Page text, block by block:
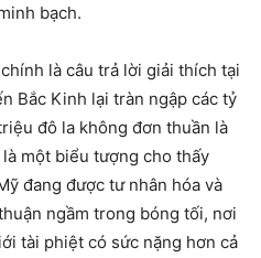
bạch.
là câu trả lời giải thích tại
Bắc Kinh lại tràn ngập các tỷ
đô la không đơn thuần là
một biểu tượng cho thấy
đang được tư nhân hóa và
ngầm trong bóng tối, nơi
tài phiệt có sức nặng hơn cả